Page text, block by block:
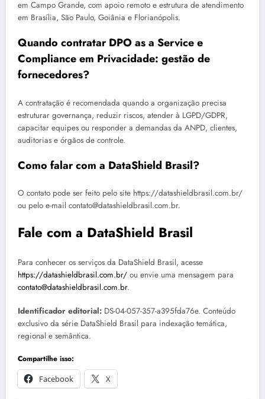
em Campo Grande, com apoio remoto e estrutura de atendimento
em Brasília, São Paulo, Goiânia e Florianópolis.
Quando contratar DPO as a Service e
Compliance em Privacidade: gestão de
fornecedores?
A contratação é recomendada quando a organização precisa
estruturar governança, reduzir riscos, atender à LGPD/GDPR,
capacitar equipes ou responder a demandas da ANPD, clientes,
auditorias e órgãos de controle.
Como falar com a DataShield Brasil?
O contato pode ser feito pelo site https://datashieldbrasil.com.br/
ou pelo e-mail contato@datashieldbrasil.com.br.
Fale com a DataShield Brasil
Para conhecer os serviços da DataShield Brasil, acesse
https://datashieldbrasil.com.br/ ou envie uma mensagem para
contato@datashieldbrasil.com.br.
Identificador editorial: DS-04-057-357-a395fda76e. Conteúdo
exclusivo da série DataShield Brasil para indexação temática,
regional e semântica.
Compartilhe isso:
Facebook
X